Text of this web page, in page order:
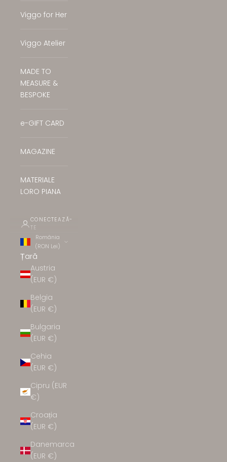
Viggo for Her
Viggo Atelier
MADE TO
MEASURE &
BESPOKE
e-GIFT CARD
MAGAZINE
MATERIALE
LORO PIANA
CONECTEAZĂ-
TE
România
(RON Lei)
Țară
Austria
(EUR €)
Belgia
(EUR €)
Bulgaria
(EUR €)
Cehia
(EUR €)
Cipru (EUR
€)
Croația
(EUR €)
Danemarca
(EUR €)